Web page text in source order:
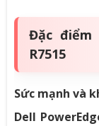
Đặc điểm
R7515
Sức mạnh và
Dell